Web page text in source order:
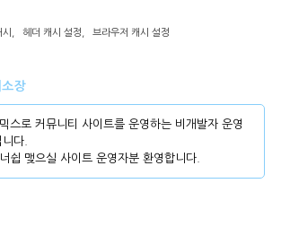
헤더 캐시 설정 브라우저 캐시 설정
장
스로 커뮤니티 사이트를 운영하는 비개발자 운영
다.
쉽 맺으실 사이트 운영자분 환영합니다.